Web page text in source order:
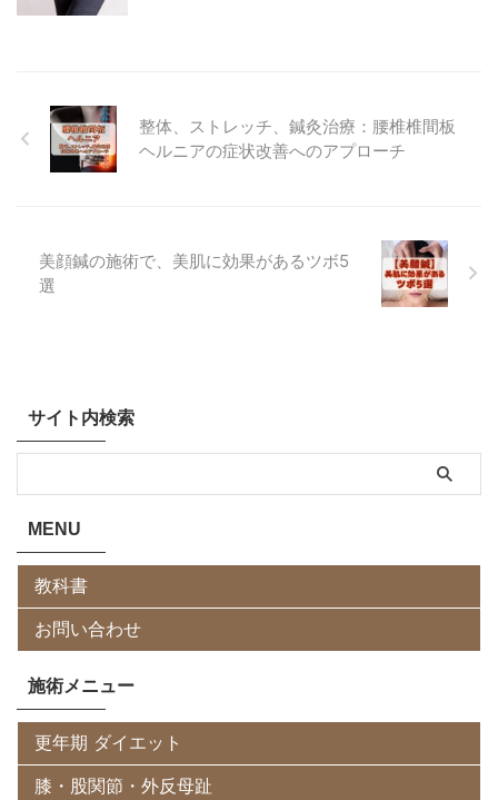
整体、ストレッチ、鍼灸治療：腰椎椎間板
ヘルニアの症状改善へのアプローチ
美顔鍼の施術で、美肌に効果があるツボ5
選
サイト内検索
MENU
教科書
お問い合わせ
施術メニュー
更年期 ダイエット
膝・股関節・外反母趾